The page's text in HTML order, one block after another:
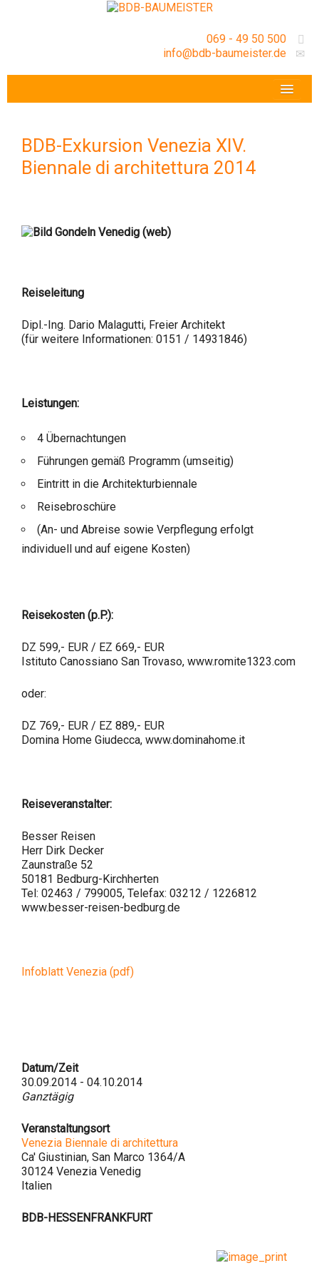
069 - 49 50 500
info@bdb-baumeister.de
GESCHÄFTSSTELLE
BDB-Exkursion Venezia XIV.
Biennale di architettura 2014
Reiseleitung
Dipl.-Ing. Dario Malagutti, Freier Architekt
(für weitere Informationen: 0151 / 14931846)
Leistungen:
4 Übernachtungen
Führungen gemäß Programm (umseitig)
Eintritt in die Architekturbiennale
Reisebroschüre
(An- und Abreise sowie Verpflegung erfolgt
individuell und auf eigene Kosten)
Reisekosten (p.P.):
DZ 599,- EUR / EZ 669,- EUR
Istituto Canossiano San Trovaso, www.romite1323.com
oder:
DZ 769,- EUR / EZ 889,- EUR
Domina Home Giudecca, www.dominahome.it
Reiseveranstalter:
Besser Reisen
Herr Dirk Decker
Zaunstraße 52
50181 Bedburg-Kirchherten
Tel: 02463 / 799005, Telefax: 03212 / 1226812
www.besser-reisen-bedburg.de
Infoblatt Venezia (pdf)
Datum/Zeit
30.09.2014 - 04.10.2014
Ganztägig
Veranstaltungsort
Venezia Biennale di architettura
Ca' Giustinian, San Marco 1364/A
30124 Venezia Venedig
Italien
BDB-HESSENFRANKFURT